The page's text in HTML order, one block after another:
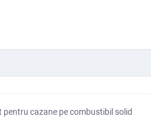
pentru cazane pe combustibil solid